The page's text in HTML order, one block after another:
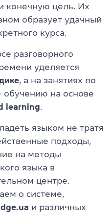
конечную цель. Их
образует удачный
курса.
разговорного
уделяется
, а на занятиях по
обучению на основе
learning
языком не тратя
подходы,
на методы
языка в
центре.
о системе,
и различных